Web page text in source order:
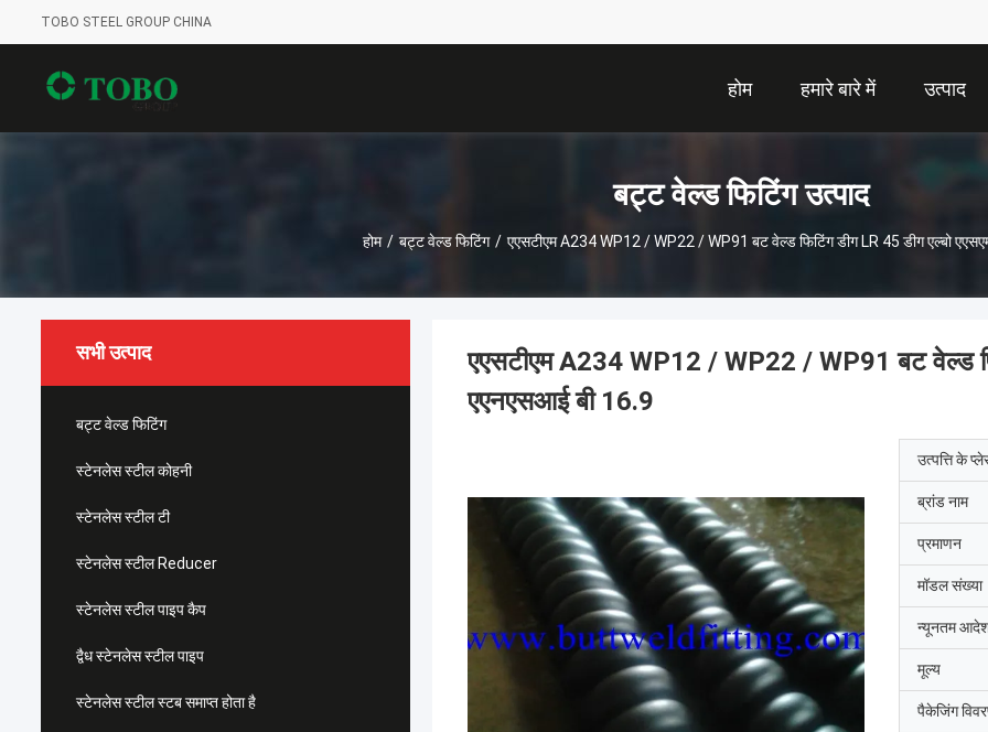
TOBO STEEL GROUP CHINA
होम हमारे बारे में उत्पाद
बट्ट वेल्ड फिटिंग उत्पाद
होम / बट्ट वेल्ड फिटिंग / एएसटीएम A234 WP12 / WP22 / WP91 बट वेल्ड फिटिंग डीग LR 45 डीग एल्बो
सभी उत्पाद
बट्ट वेल्ड फिटिंग
स्टेनलेस स्टील कोहनी
स्टेनलेस स्टील टी
स्टेनलेस स्टील Reducer
स्टेनलेस स्टील पाइप कैप
द्वैध स्टेनलेस स्टील पाइप
स्टेनलेस स्टील स्टब समाप्त होता है
एएसटीएम A234 WP12 / WP22 / WP91 बट वेल्ड
एएनएसआई बी 16.9
उत्पत्ति के
ब्रांड नाम
प्रमाणन
मॉडल संख्या
न्यूनतम आदेश
मूल्य
पैकेजिंग